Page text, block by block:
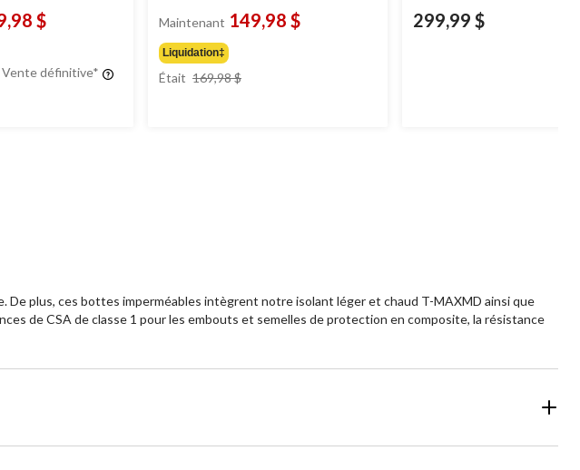
$
Vente définitive*
Maintenant 149,98 $
Liquidation‡
Était 169,98 $
299,99 $
plus, ces bottes imperméables intègrent notre isolant léger et chaud T-MAXMD ainsi que
de CSA de classe 1 pour les embouts et semelles de protection en composite, la résistance